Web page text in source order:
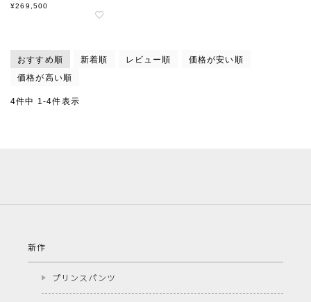
別注オリーチェイタリアン
ショルダーシングルライダ
¥269,500
おすすめ順 新着順 レビュー順
価格が安い順
価格が高い順
4件中 1-4件表示
新作
プリンスパンツ